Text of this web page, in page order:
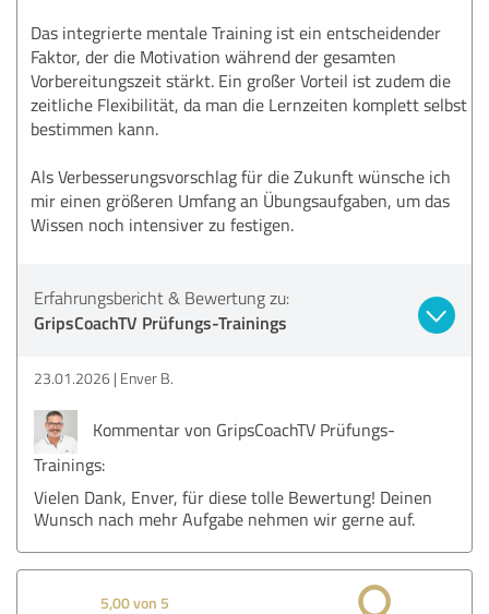
Das integrierte mentale Training ist ein entscheidender
Faktor, der die Motivation während der gesamten
Vorbereitungszeit stärkt. Ein großer Vorteil ist zudem die
zeitliche Flexibilität, da man die Lernzeiten komplett selbst
bestimmen kann.
Als Verbesserungsvorschlag für die Zukunft wünsche ich
mir einen größeren Umfang an Übungsaufgaben, um das
Wissen noch intensiver zu festigen.
Erfahrungsbericht & Bewertung zu:
GripsCoachTV Prüfungs-Trainings
23.01.2026 Enver B.
Kommentar von GripsCoachTV Prüfungs-
Trainings:
Vielen Dank, Enver, für diese tolle Bewertung! Deinen
Wunsch nach mehr Aufgabe nehmen wir gerne auf.
5,00 von 5